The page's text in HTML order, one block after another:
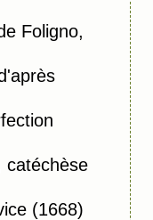
Foligno,
catéchèse
(1668)